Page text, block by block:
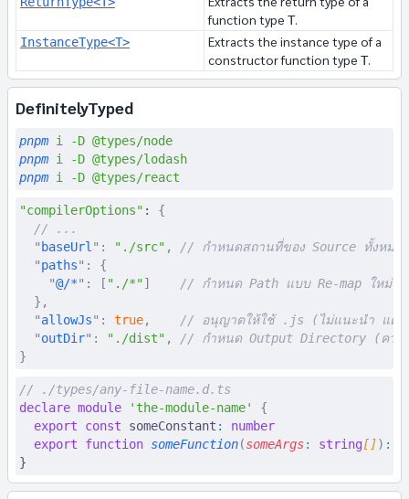
function type T.
InstanceType<T>
Extracts the instance type of a
constructor function type T.
DefinitelyTyped
pnpm i -D @types/node
pnpm i -D @types/lodash
pnpm i -D @types/react
"compilerOptions" : {
  // ...
  "
baseUrl " : "./src" ,
// กำหนดสถานที่ของ Source ทั้งหมด
  "
paths" :
{
    "
@/*" : [ "./*"]
// กำหนด Path แบบ Re-map ใหม่
  },
  "
allowJs" : true,
// อนุญาตให้ใช้ .js (ไม่แนะนำ แต่
  "
outDir" : "./dist" ,
// กำหนด Output Directory (ควรก
}
// ./types/any-file-name.d.ts
declare module 'the-module-name'
{
  export
const someConstant :
number
  export
function someFunction(someArgs: string[]) :
}